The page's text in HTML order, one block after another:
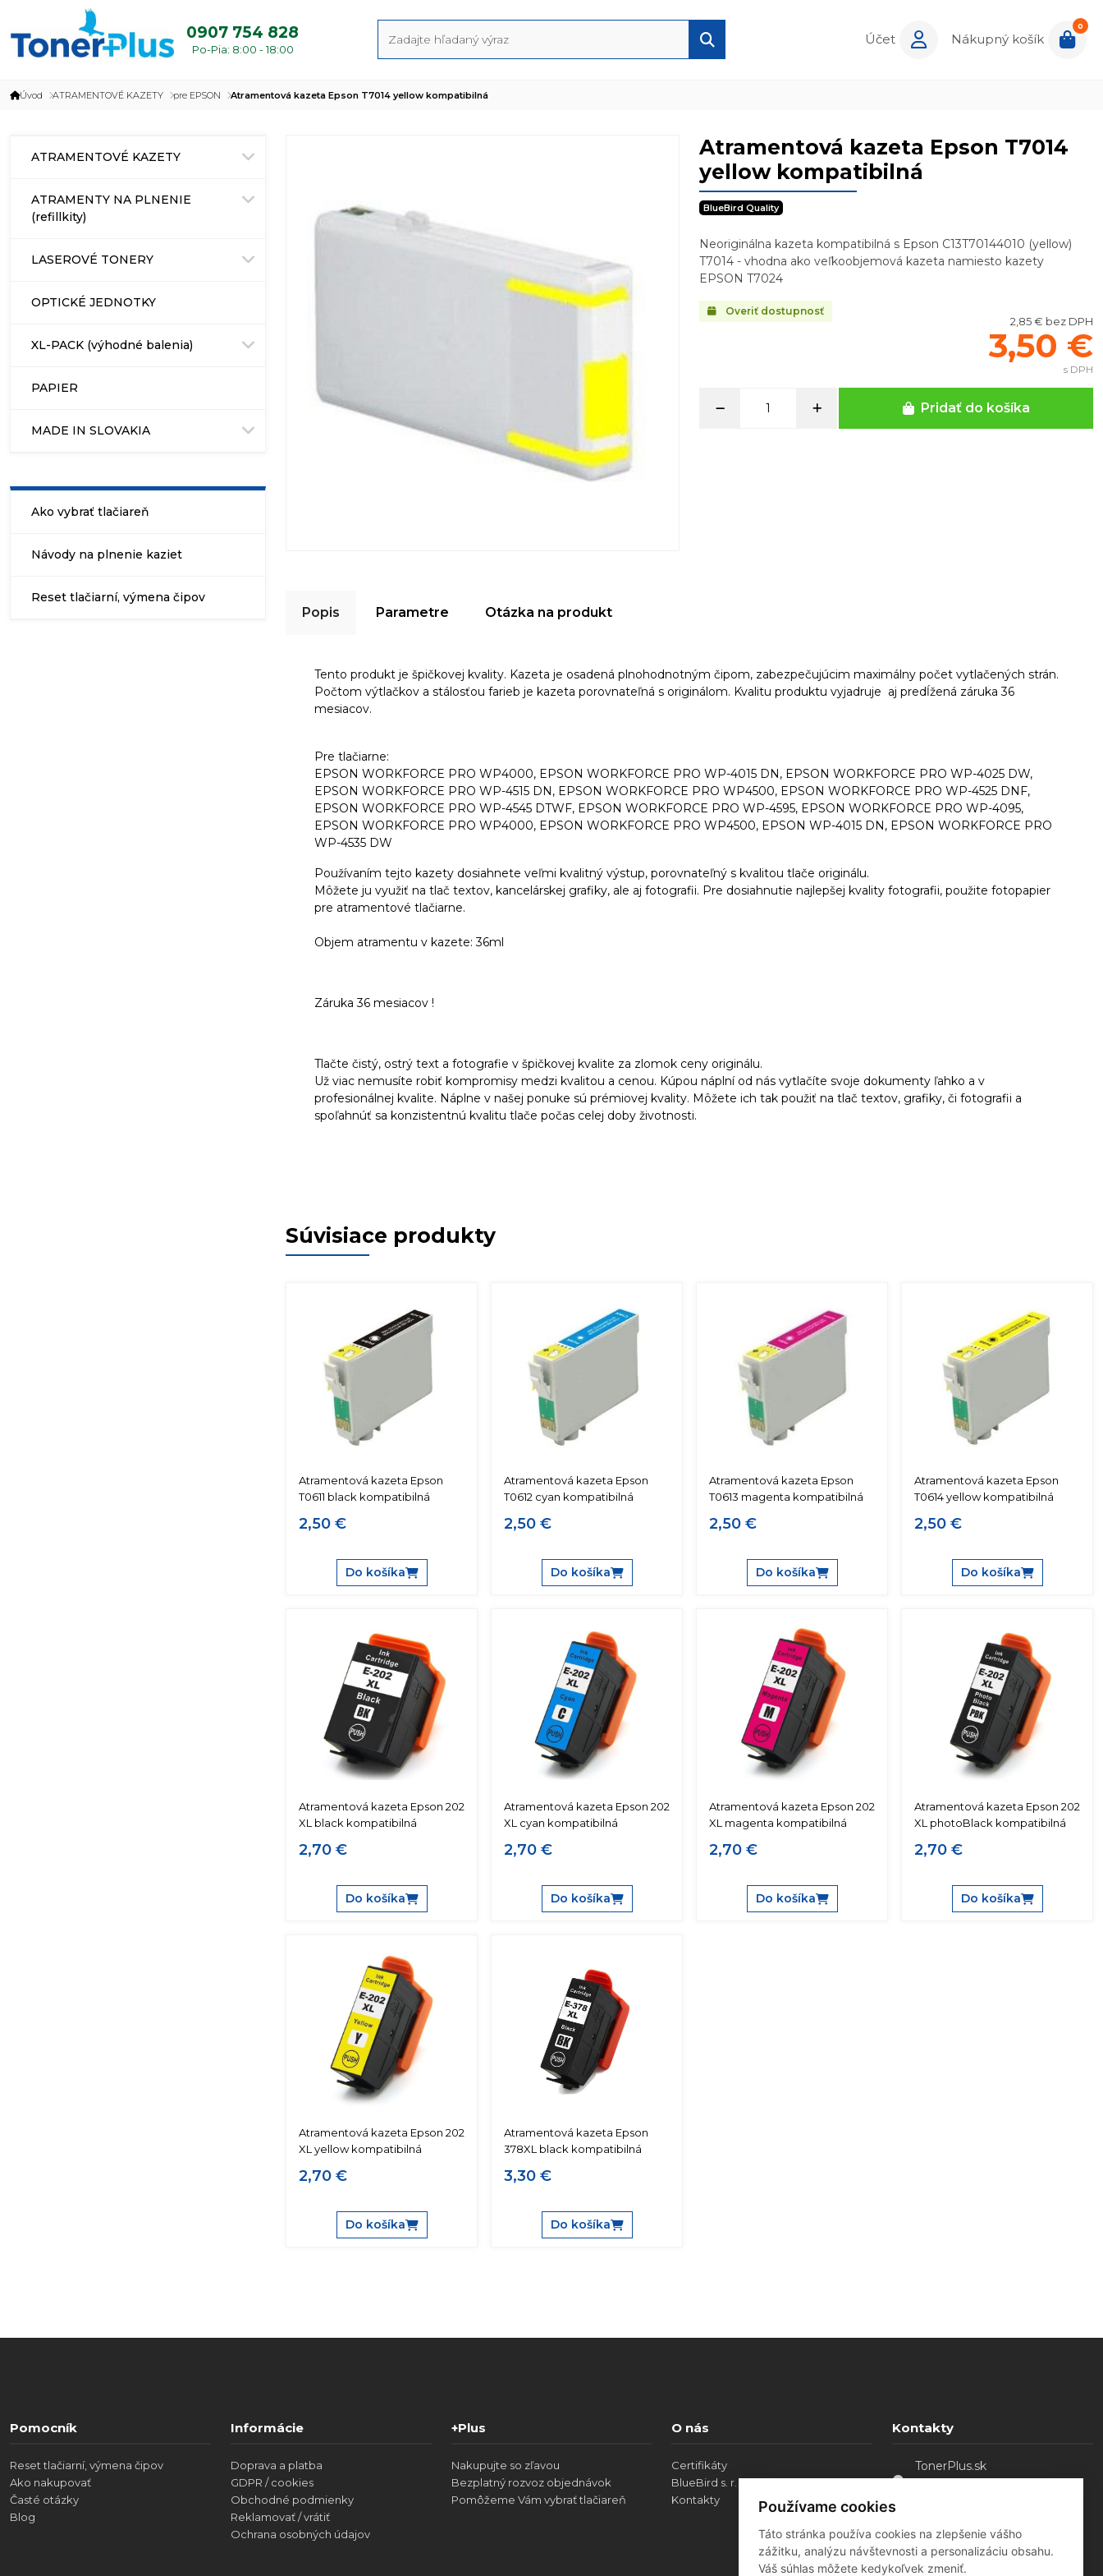
0907 754 828
Po-Pia: 8:00 - 18:00
Účet Nákupný košík
0
Úvod ATRAMENTOVÉ KAZETY pre EPSON Atramentová kazeta Epson T7014 yellow kompatibilná
ATRAMENTOVÉ KAZETY
ATRAMENTY NA PLNENIE
(refillkity)
LASEROVÉ TONERY
OPTICKÉ JEDNOTKY
XL-PACK (výhodné balenia)
PAPIER
MADE IN SLOVAKIA
Ako vybrať tlačiareň
Návody na plnenie kaziet
Reset tlačiarní, výmena čipov
Atramentová kazeta Epson T7014
yellow kompatibilná
BlueBird Quality
Neoriginálna kazeta kompatibilná s Epson C13T70144010 (yellow)
T7014 - vhodna ako veľkoobjemová kazeta namiesto kazety
EPSON T7024
Overiť dostupnosť
2,85 € bez DPH
3,50 €
s DPH
Pridať do košíka
Popis Parametre Otázka na produkt
Tento produkt je špičkovej kvality. Kazeta je osadená plnohodnotným čipom, zabezpečujúcim maximálny počet vytlačených strán.
Počtom výtlačkov a stálosťou farieb je kazeta porovnateľná s originálom. Kvalitu produktu vyjadruje aj predĺžená záruka 36
mesiacov.
Pre tlačiarne:
EPSON WORKFORCE PRO WP4000, EPSON WORKFORCE PRO WP-4015 DN, EPSON WORKFORCE PRO WP-4025 DW,
EPSON WORKFORCE PRO WP-4515 DN, EPSON WORKFORCE PRO WP4500, EPSON WORKFORCE PRO WP-4525 DNF,
EPSON WORKFORCE PRO WP-4545 DTWF, EPSON WORKFORCE PRO WP-4595, EPSON WORKFORCE PRO WP-4095,
EPSON WORKFORCE PRO WP4000, EPSON WORKFORCE PRO WP4500, EPSON WP-4015 DN, EPSON WORKFORCE PRO
WP-4535 DW
Používaním tejto kazety dosiahnete veľmi kvalitný výstup, porovnateľný s kvalitou tlače originálu.
Môžete ju využiť na tlač textov, kancelárskej grafiky, ale aj fotografii. Pre dosiahnutie najlepšej kvality fotografii, použite fotopapier
pre atramentové tlačiarne.
Objem atramentu v kazete: 36ml
Záruka 36 mesiacov !
Tlačte čistý, ostrý text a fotografie v špičkovej kvalite za zlomok ceny originálu.
Už viac nemusíte robiť kompromisy medzi kvalitou a cenou. Kúpou náplní od nás vytlačíte svoje dokumenty ľahko a v
profesionálnej kvalite. Náplne v našej ponuke sú prémiovej kvality. Môžete ich tak použiť na tlač textov, grafiky, či fotografii a
spoľahnúť sa konzistentnú kvalitu tlače počas celej doby životnosti.
Súvisiace produkty
Atramentová kazeta Epson
T0611 black kompatibilná
2,50 €
Do košíka
Atramentová kazeta Epson
T0612 cyan kompatibilná
2,50 €
Do košíka
Atramentová kazeta Epson
T0613 magenta kompatibilná
2,50 €
Do košíka
Atramentová kazeta Epson
T0614 yellow kompatibilná
2,50 €
Do košíka
Atramentová kazeta Epson 202
XL black kompatibilná
2,70 €
Do košíka
Atramentová kazeta Epson 202
XL cyan kompatibilná
2,70 €
Do košíka
Atramentová kazeta Epson 202
XL magenta kompatibilná
2,70 €
Do košíka
Atramentová kazeta Epson 202
XL photoBlack kompatibilná
2,70 €
Do košíka
Atramentová kazeta Epson 202
XL yellow kompatibilná
2,70 €
Do košíka
Atramentová kazeta Epson
378XL black kompatibilná
3,30 €
Do košíka
Pomocník
Reset tlačiarní, výmena čipov
Ako nakupovať
Časté otázky
Blog
Informácie
Doprava a platba
GDPR / cookies
Obchodné podmienky
Reklamovať / vrátiť
Ochrana osobných údajov
+Plus
Nakupujte so zľavou
Bezplatný rozvoz objednávok
Pomôžeme Vám vybrať tlačiareň
O nás
Certifikáty
BlueBird s. r. o.
Kontakty
Kontakty
TonerPlus.sk
tonerplus@bluebird.sk
Používame cookies
Táto stránka používa cookies na zlepšenie vášho
zážitku, analýzu návštevnosti a personalizáciu obsahu.
Váš súhlas môžete kedykoľvek zmeniť.